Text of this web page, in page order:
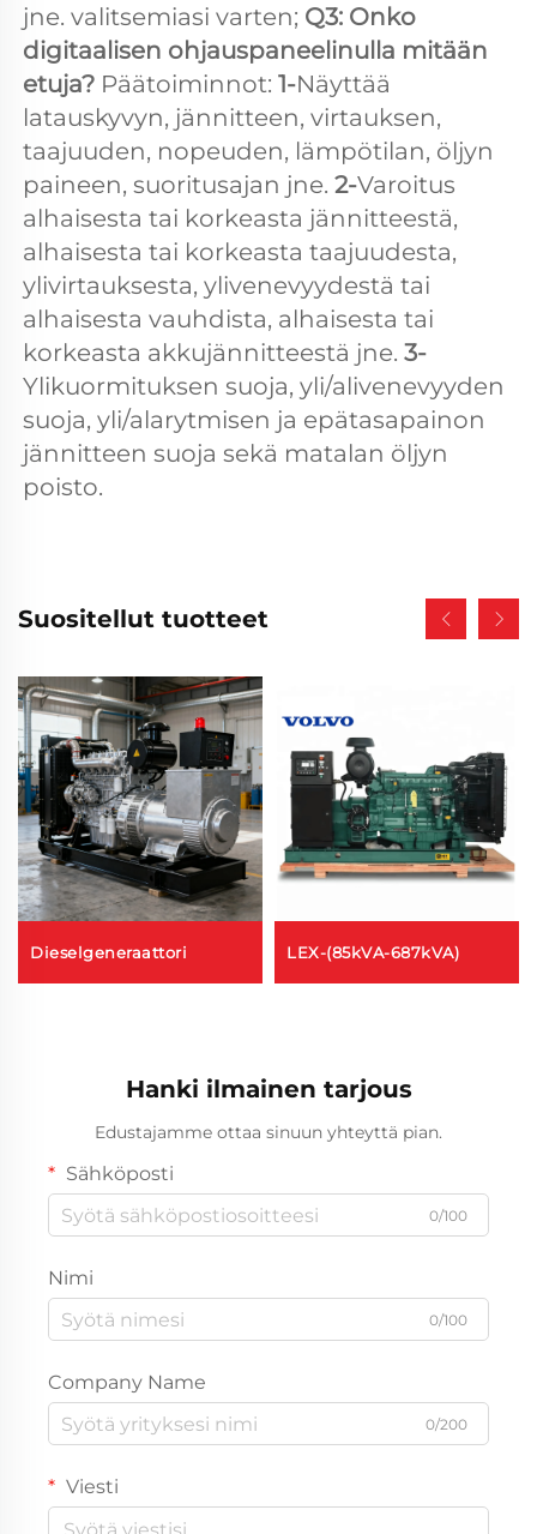
jne. valitsemiasi varten; Q3: Onko
digitaalisen ohjauspaneelinulla mitään
etuja? Päätoiminnot: 1-Näyttää
latauskyvyn, jännitteen, virtauksen,
taajuuden, nopeuden, lämpötilan, öljyn
paineen, suoritusajan jne. 2-Varoitus
alhaisesta tai korkeasta jännitteestä,
alhaisesta tai korkeasta taajuudesta,
ylivirtauksesta, ylivenevyydestä tai
alhaisesta vauhdista, alhaisesta tai
korkeasta akkujännitteestä jne.
Ylikuormituksen suoja, yli/alivenevyyden
suoja, yli/alarytmisen ja epätasapainon
jännitteen suoja sekä matalan öljyn
poisto.
Suositellut tuotteet
Dieselgeneraattori LEX-(85kVA-687kVA)
Hanki ilmainen tarjous
Edustajamme ottaa sinuun yhteyttä pian.
Sähköposti
0/100
Nimi
0/100
Company Name
0/200
Viesti